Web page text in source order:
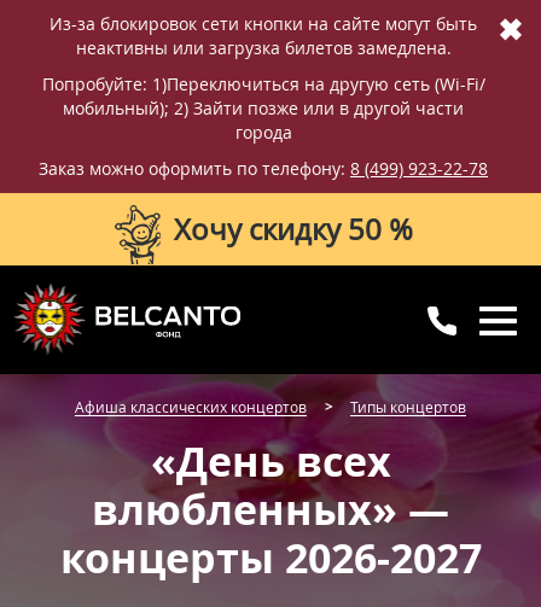
Из-за блокировок сети кнопки на сайте могут быть
неактивны или загрузка билетов замедлена.
Попробуйте: 1)Переключиться на другую сеть (Wi-Fi/
мобильный); 2) Зайти позже или в другой части
города
Заказ можно оформить по телефону: 8 (499) 923-22-78
✖
Хочу скидку 50 %
8 (499) 923-22-78
8 (800) 770-09-71
для регионов
Афиша классических концертов Типы концертов
«День всех
влюбленных» —
концерты 2026-2027